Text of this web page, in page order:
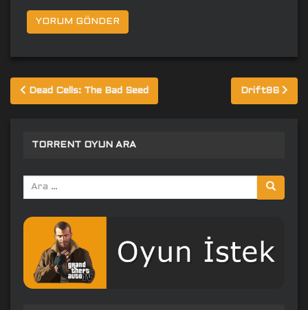
Yazı
gezinmesi
Dead Cells: The Bad Seed Drift86
TORRENT OYUN ARA
Arama
yap: